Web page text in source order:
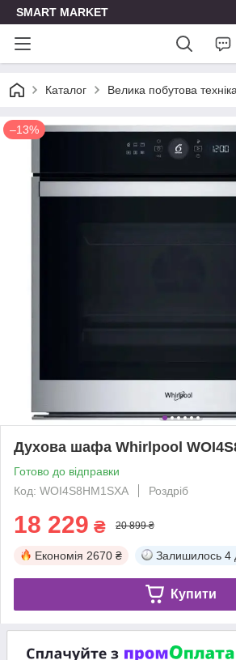
SMART MARKET
Каталог Велика побутова техніка
–13%
Духова шафа Whirlpool
Готово до відправки
Код: WOI4S8HM1SXA
Роздріб
18 229 ₴ 20 899 ₴
Економія 2670 ₴ Залишилось 4
Купити